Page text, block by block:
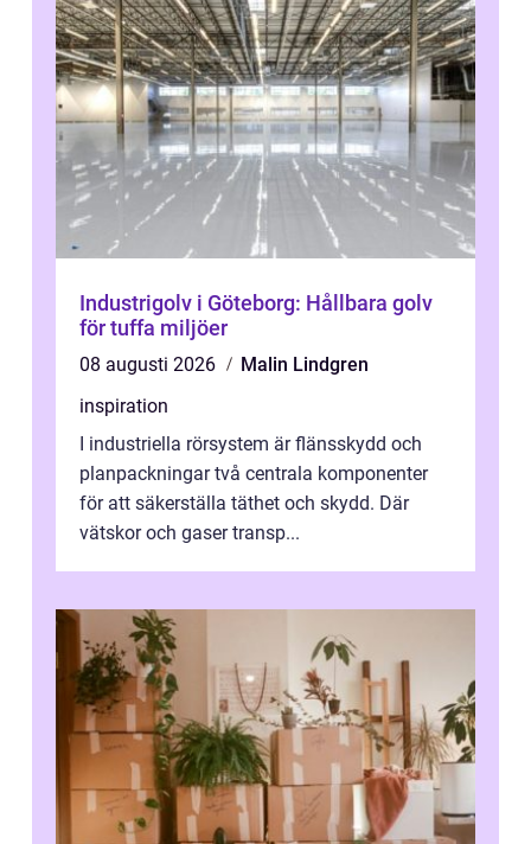
Industrigolv i Göteborg: Hållbara golv
för tuffa miljöer
08 augusti 2026
Malin Lindgren
inspiration
I industriella rörsystem är flänsskydd och
planpackningar två centrala komponenter
för att säkerställa täthet och skydd. Där
vätskor och gaser transp...